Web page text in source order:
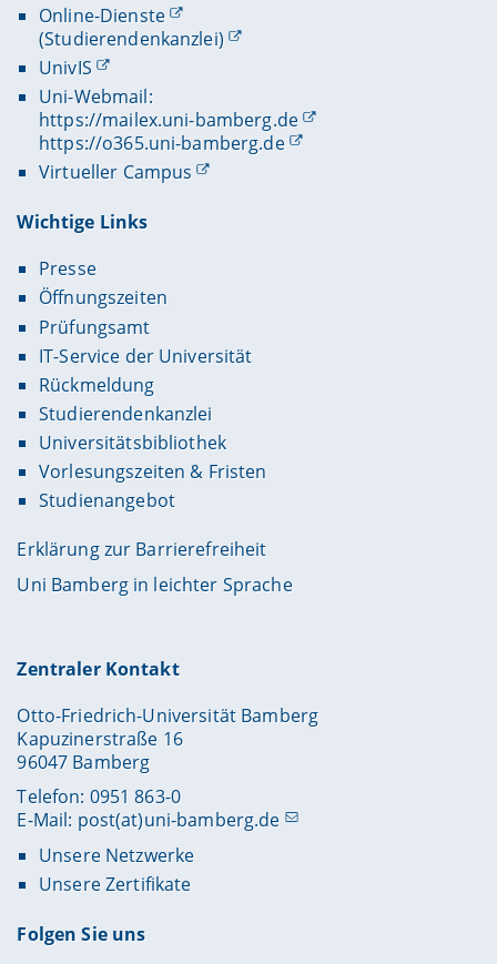
Online-Dienste
(Studierendenkanzlei)
UnivIS
Uni-Webmail:
https://mailex.uni-bamberg.de
https://o365.uni-bamberg.de
Virtueller Campus
Wichtige Links
Presse
Öffnungszeiten
Prüfungsamt
IT-Service der Universität
Rückmeldung
Studierendenkanzlei
Universitätsbibliothek
Vorlesungszeiten & Fristen
Studienangebot
Erklärung zur Barrierefreiheit
Uni Bamberg in leichter Sprache
Zentraler Kontakt
Otto-Friedrich-Universität Bamberg
Kapuzinerstraße 16
96047 Bamberg
Telefon: 0951 863-0
E-Mail: post(at)uni-bamberg.de
Unsere Netzwerke
Unsere Zertifikate
Folgen Sie uns